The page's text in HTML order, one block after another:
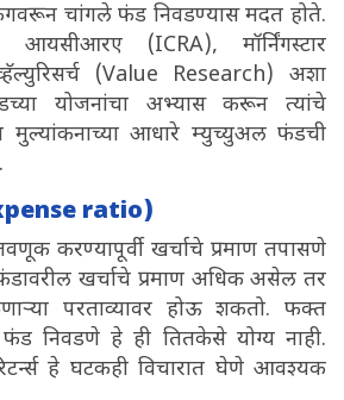
चांगले फंड निवडण्यास मदत होते.
आयसीआरए (ICRA), मॉर्निंगस्टार
(Value Research) अशा
योजनांचा अभ्यास करून त्यांचे
मुल्यांकनाच्या आधारे म्युच्युअल फंडची
ratio)
करण्यापूर्वी खर्चाचे प्रमाण तपासणे
खर्चाचे प्रमाण अधिक असेल तर
परताव्यावर होऊ शकतो. फक्त
फंड निवडणे हे ही तितकेसे योग्य नाही.
हे घटकही विचारात घेणे आवश्यक